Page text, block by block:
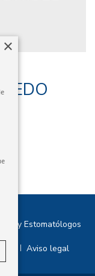
y Estomatólogos
| Aviso legal
×